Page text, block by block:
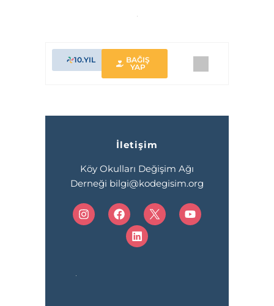
10.YIL
BAĞIŞ
YAP
İletişim
Köy Okulları Değişim Ağı
Derneği bilgi@kodegisim.org